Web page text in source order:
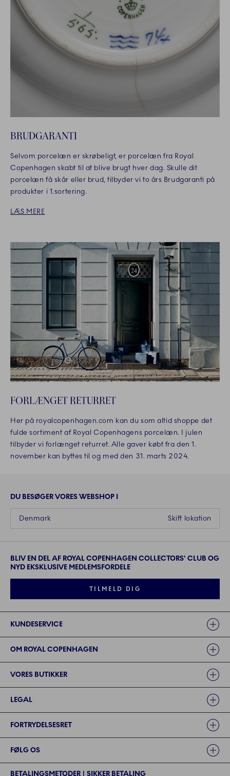
BRUDGARANTI
Selvom porcelæn er skrøbeligt, er porcelæn fra Royal
Copenhagen skabt til at blive brugt hver dag. Skulle dit
porcelæn få skår eller brud, tilbyder vi to års Brudgaranti på
produkter i 1.sortering.
LÆS MERE
FORLÆNGET RETURRET
Her på royalcopenhagen.com kan du som altid shoppe det
fulde sortiment af Royal Copenhagens porcelæn. I julen
tilbyder vi forlænget returret. Alle gaver købt fra den 1.
november kan byttes til og med den 31. marts 2024.
DU BESØGER VORES WEBSHOP I
Skift lokation
Denmark
BLIV EN DEL AF ROYAL COPENHAGEN COLLECTORS' CLUB OG
NYD EKSKLUSIVE MEDLEMSFORDELE
TILMELD DIG
KUNDESERVICE
OM ROYAL COPENHAGEN
VORES BUTIKKER
LEGAL
FORTRYDELSESRET
FØLG OS
BETALINGSMETODER | SIKKER BETALING